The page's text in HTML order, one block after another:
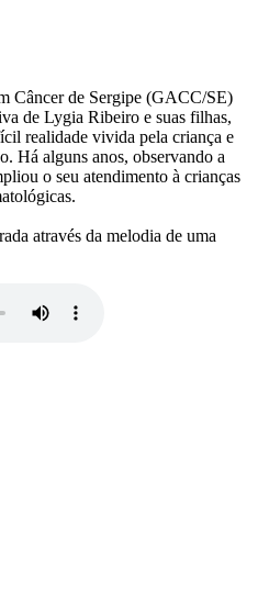
Câncer de Sergipe (GACC/SE)
de Lygia Ribeiro e suas filhas,
realidade vivida pela criança e
Há alguns anos, observando a
o seu atendimento à crianças
através da melodia de uma